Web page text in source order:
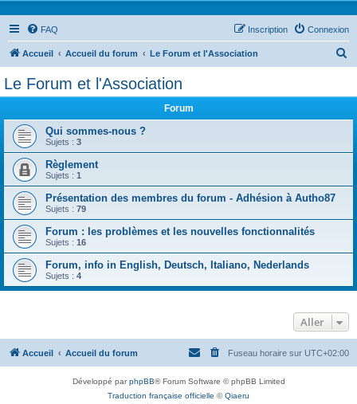
FAQ Connexion
Inscription
Accueil Accueil du forum Le Forum et l'Association
h
Le Forum et l'Association
Forum
Qui sommes-nous ?
Sujets : 3
Règlement
Sujets : 1
Présentation des membres du forum - Adhésion à Autho87
Sujets : 79
Forum : les problèmes et les nouvelles fonctionnalités
Sujets : 16
Forum, info in English, Deutsch, Italiano, Nederlands
Sujets : 4
Aller
Accueil Accueil du forum Fuseau horaire sur UTC+02:00
Développé parphpBB® Forum Software © phpBB Limited
Traduction française officielle ©Qiaeru